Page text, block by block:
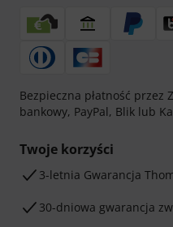
Bezpieczna płatność przez
bankowy, PayPal, Blik lub
Twoje korzyści
3-letnia Gwarancja
30-dniowa gwarancja